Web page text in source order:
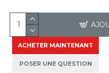
ACHETER MAINTENANT
POSER UNE QUESTION